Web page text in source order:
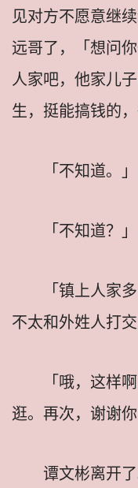
见对方不愿意继
远哥了，「想问
人家吧，他家儿
生，挺能搞钱的，
「不知道。」
「不知道？」
「镇上人家
不太和外姓人打交
「哦，这样
逛。再次，谢谢你
谭文彬离开了